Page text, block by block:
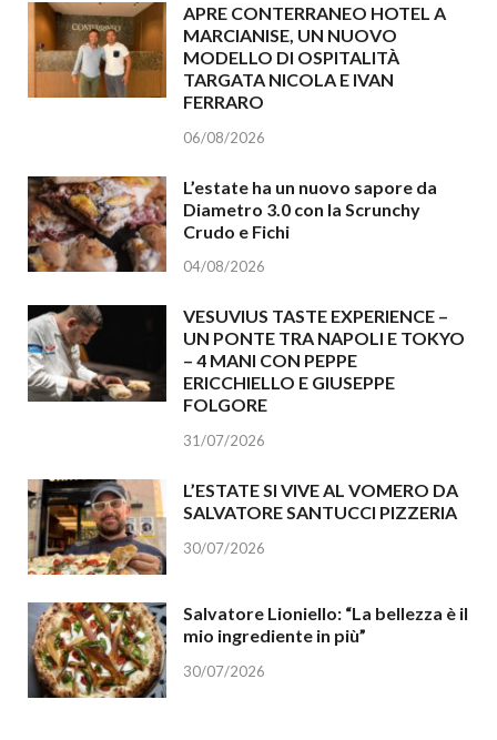
APRE CONTERRANEO HOTEL A
MARCIANISE, UN NUOVO
MODELLO DI OSPITALITÀ
TARGATA NICOLA E IVAN
FERRARO
06/08/2026
L’estate ha un nuovo sapore da
Diametro 3.0 con la Scrunchy
Crudo e Fichi
04/08/2026
VESUVIUS TASTE EXPERIENCE –
UN PONTE TRA NAPOLI E TOKYO
– 4 MANI CON PEPPE
ERICCHIELLO E GIUSEPPE
FOLGORE
31/07/2026
L’ESTATE SI VIVE AL VOMERO DA
SALVATORE SANTUCCI PIZZERIA
30/07/2026
Salvatore Lioniello: “La bellezza è il
mio ingrediente in più”
30/07/2026